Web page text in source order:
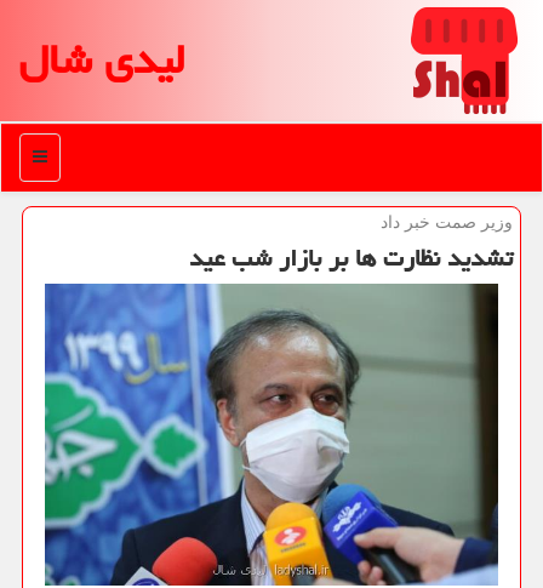
لیدی شال
منو
وزیر صمت خبر داد
تشدید نظارت ها بر بازار شب عید